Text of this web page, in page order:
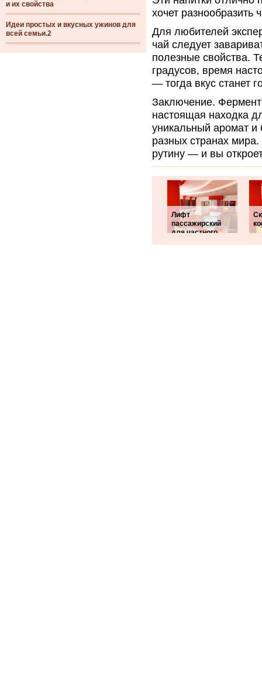
и их свойства
Идеи простых и вкусных ужинов для
всей семьи.2
хочет разнообразить
Для любителей
чай следует
полезные свойства.
градусов, время
— тогда вкус станет
Заключение.
настоящая находка
уникальный аромат и
разных странах
рутину — и вы
Лифт
пассажирский
для частного